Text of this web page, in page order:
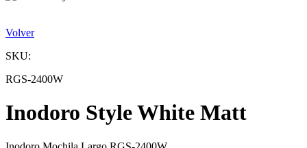
Volver
SKU:
RGS-2400W
Inodoro Style White Matt